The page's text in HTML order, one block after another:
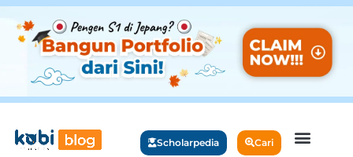
Scholarpedia Cari